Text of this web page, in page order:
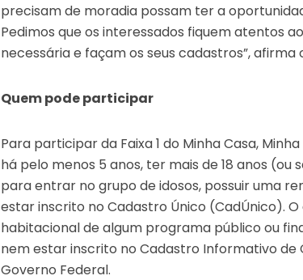
precisam de moradia possam ter a
Pedimos que os interessados fiquem atentos
necessária e façam os seus cadastros”,
Quem pode participar
Para participar da Faixa 1 do Minha Casa,
há pelo menos 5 anos, ter mais de 18 anos
para entrar no grupo de idosos, possuir uma
estar inscrito no Cadastro Único (CadÚnico).
habitacional de algum programa público ou
nem estar inscrito no Cadastro Informativo de
Governo Federal.